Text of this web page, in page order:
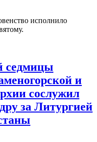
исполнило
седмицы
и
сослужил
за Литургией